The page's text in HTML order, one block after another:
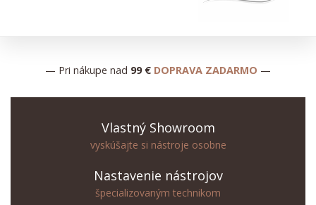
— Pri nákupe nad 99 € DOPRAVA ZADARMO —
Vlastný Showroom
vyskúšajte si nástroje osobne
Nastavenie nástrojov
špecializovaným technikom